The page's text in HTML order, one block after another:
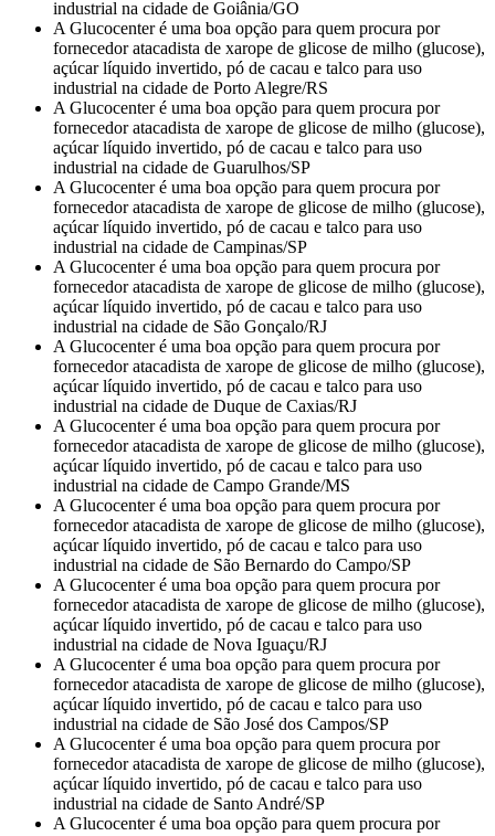
industrial na cidade de Goiânia/GO
A Glucocenter é uma boa opção para quem procura por
fornecedor atacadista de xarope de glicose de milho (glucose),
açúcar líquido invertido, pó de cacau e talco para uso
industrial na cidade de Porto Alegre/RS
A Glucocenter é uma boa opção para quem procura por
fornecedor atacadista de xarope de glicose de milho (glucose),
açúcar líquido invertido, pó de cacau e talco para uso
industrial na cidade de Guarulhos/SP
A Glucocenter é uma boa opção para quem procura por
fornecedor atacadista de xarope de glicose de milho (glucose),
açúcar líquido invertido, pó de cacau e talco para uso
industrial na cidade de Campinas/SP
A Glucocenter é uma boa opção para quem procura por
fornecedor atacadista de xarope de glicose de milho (glucose),
açúcar líquido invertido, pó de cacau e talco para uso
industrial na cidade de São Gonçalo/RJ
A Glucocenter é uma boa opção para quem procura por
fornecedor atacadista de xarope de glicose de milho (glucose),
açúcar líquido invertido, pó de cacau e talco para uso
industrial na cidade de Duque de Caxias/RJ
A Glucocenter é uma boa opção para quem procura por
fornecedor atacadista de xarope de glicose de milho (glucose),
açúcar líquido invertido, pó de cacau e talco para uso
industrial na cidade de Campo Grande/MS
A Glucocenter é uma boa opção para quem procura por
fornecedor atacadista de xarope de glicose de milho (glucose),
açúcar líquido invertido, pó de cacau e talco para uso
industrial na cidade de São Bernardo do Campo/SP
A Glucocenter é uma boa opção para quem procura por
fornecedor atacadista de xarope de glicose de milho (glucose),
açúcar líquido invertido, pó de cacau e talco para uso
industrial na cidade de Nova Iguaçu/RJ
A Glucocenter é uma boa opção para quem procura por
fornecedor atacadista de xarope de glicose de milho (glucose),
açúcar líquido invertido, pó de cacau e talco para uso
industrial na cidade de São José dos Campos/SP
A Glucocenter é uma boa opção para quem procura por
fornecedor atacadista de xarope de glicose de milho (glucose),
açúcar líquido invertido, pó de cacau e talco para uso
industrial na cidade de Santo André/SP
A Glucocenter é uma boa opção para quem procura por